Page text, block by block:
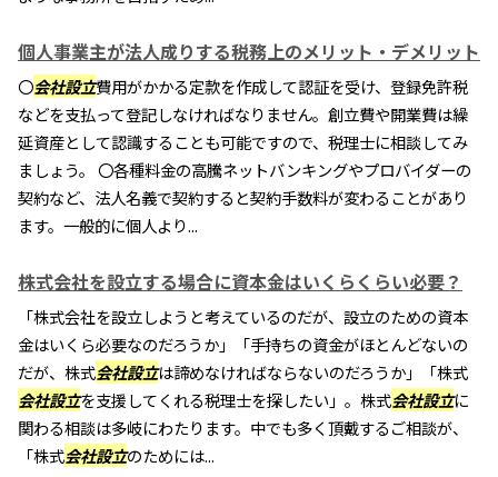
個人事業主が法人成りする税務上のメリット・デメリット
〇会社設立費用がかかる定款を作成して認証を受け、登録免許税
などを支払って登記しなければなりません。創立費や開業費は繰
延資産として認識することも可能ですので、税理士に相談してみ
ましょう。 〇各種料金の高騰ネットバンキングやプロバイダーの
契約など、法人名義で契約すると契約手数料が変わることがあり
ます。一般的に個人より...
株式会社を設立する場合に資本金はいくらくらい必要？
「株式会社を設立しようと考えているのだが、設立のための資本
金はいくら必要なのだろうか」「手持ちの資金がほとんどないの
だが、株式会社設立は諦めなければならないのだろうか」「株式
会社設立を支援してくれる税理士を探したい」。株式会社設立に
関わる相談は多岐にわたります。中でも多く頂戴するご相談が、
「株式会社設立のためには...